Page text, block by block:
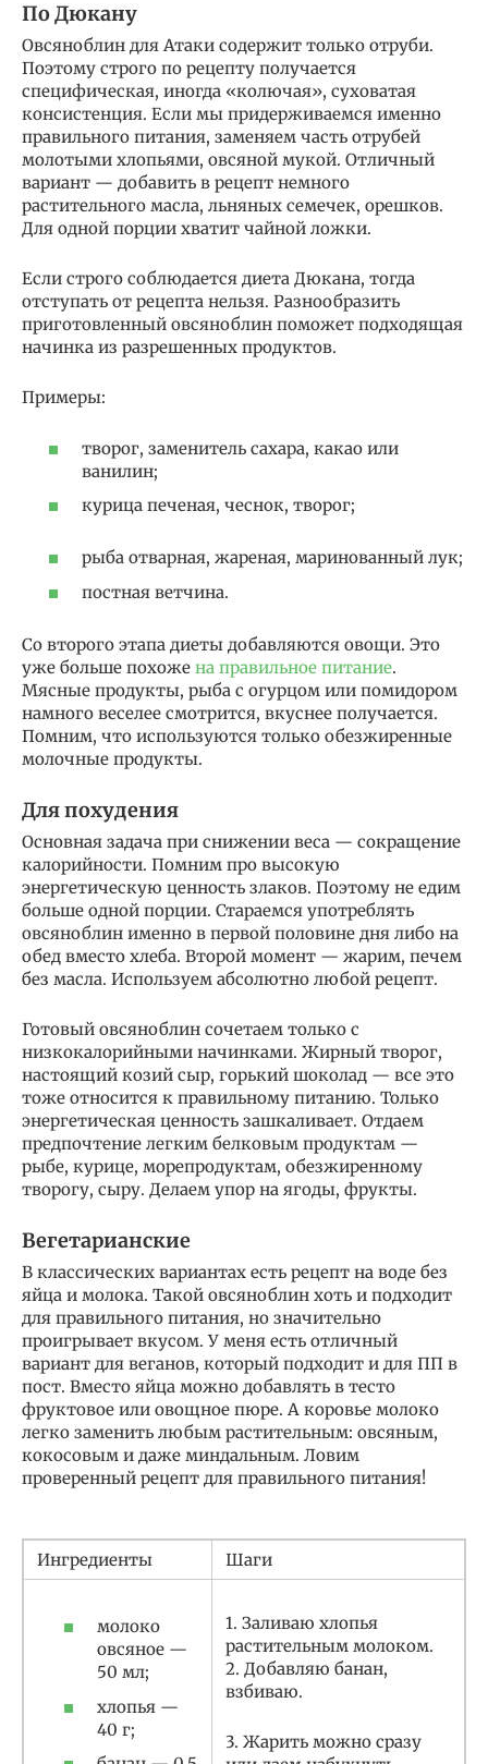
По Дюкану
Овсяноблин для Атаки содержит только отруби.
Поэтому строго по рецепту получается
специфическая, иногда «колючая», суховатая
консистенция. Если мы придерживаемся именно
правильного питания, заменяем часть отрубей
молотыми хлопьями, овсяной мукой. Отличный
вариант — добавить в рецепт немного
растительного масла, льняных семечек, орешков.
Для одной порции хватит чайной ложки.
Если строго соблюдается диета Дюкана, тогда
отступать от рецепта нельзя. Разнообразить
приготовленный овсяноблин поможет подходящая
начинка из разрешенных продуктов.
Примеры:
творог, заменитель сахара, какао или
ванилин;
курица печеная, чеснок, творог;
рыба отварная, жареная, маринованный лук;
постная ветчина.
Со второго этапа диеты добавляются овощи. Это
уже больше похоже на правильное питание.
Мясные продукты, рыба с огурцом или помидором
намного веселее смотрится, вкуснее получается.
Помним, что используются только обезжиренные
молочные продукты.
Для похудения
Основная задача при снижении веса — сокращение
калорийности. Помним про высокую
энергетическую ценность злаков. Поэтому не едим
больше одной порции. Стараемся употреблять
овсяноблин именно в первой половине дня либо на
обед вместо хлеба. Второй момент — жарим, печем
без масла. Используем абсолютно любой рецепт.
Готовый овсяноблин сочетаем только с
низкокалорийными начинками. Жирный творог,
настоящий козий сыр, горький шоколад — все это
тоже относится к правильному питанию. Только
энергетическая ценность зашкаливает. Отдаем
предпочтение легким белковым продуктам —
рыбе, курице, морепродуктам, обезжиренному
творогу, сыру. Делаем упор на ягоды, фрукты.
Вегетарианские
В классических вариантах есть рецепт на воде без
яйца и молока. Такой овсяноблин хоть и подходит
для правильного питания, но значительно
проигрывает вкусом. У меня есть отличный
вариант для веганов, который подходит и для ПП в
пост. Вместо яйца можно добавлять в тесто
фруктовое или овощное пюре. А коровье молоко
легко заменить любым растительным: овсяным,
кокосовым и даже миндальным. Ловим
проверенный рецепт для правильного питания!
Ингредиенты Шаги
молоко
овсяное —
50 мл;
хлопья —
40 г;
1. Заливаю хлопья
растительным молоком.
2. Добавляю банан,
взбиваю.
3. Жарить можно сразу